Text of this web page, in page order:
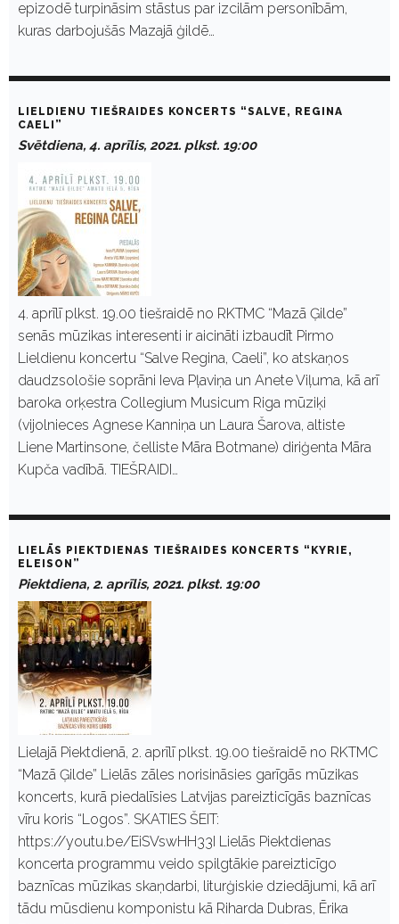
epizodē turpināsim stāstus par izcilām personībām,
kuras darbojušās Mazajā ģildē…
LIELDIENU TIEŠRAIDES KONCERTS “SALVE, REGINA
CAELI”
Svētdiena, 4. aprīlis, 2021. plkst. 19:00
4. aprīlī plkst. 19.00 tiešraidē no RKTMC “Mazā Ģilde”
senās mūzikas interesenti ir aicināti izbaudīt Pirmo
Lieldienu koncertu “Salve Regina, Caeli”, ko atskaņos
daudzsološie soprāni Ieva Pļaviņa un Anete Viļuma, kā arī
baroka orķestra Collegium Musicum Riga mūziķi
(vijolnieces Agnese Kanniņa un Laura Šarova, altiste
Liene Martinsone, čelliste Māra Botmane) diriģenta Māra
Kupča vadībā. TIEŠRAIDI…
LIELĀS PIEKTDIENAS TIEŠRAIDES KONCERTS “KYRIE,
ELEISON”
Piektdiena, 2. aprīlis, 2021. plkst. 19:00
Lielajā Piektdienā, 2. aprīlī plkst. 19.00 tiešraidē no RKTMC
“Mazā Ģilde” Lielās zāles norisināsies garīgās mūzikas
koncerts, kurā piedalīsies Latvijas pareizticīgās baznīcas
vīru koris “Logos”. SKATIES ŠEIT:
https://youtu.be/EiSVswHH33I Lielās Piektdienas
koncerta programmu veido spilgtākie pareizticīgo
baznīcas mūzikas skaņdarbi, liturģiskie dziedājumi, kā arī
tādu mūsdienu komponistu kā Riharda Dubras, Ērika